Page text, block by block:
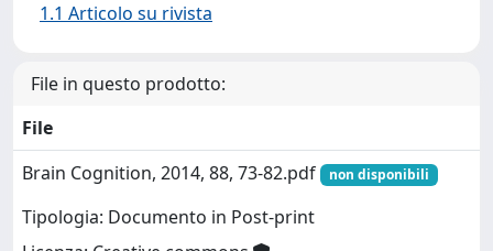
1.1 Articolo su rivista
File in questo prodotto:
File
Brain Cognition, 2014, 88, 73-82.pdf
non disponibili
Tipologia: Documento in Post-print